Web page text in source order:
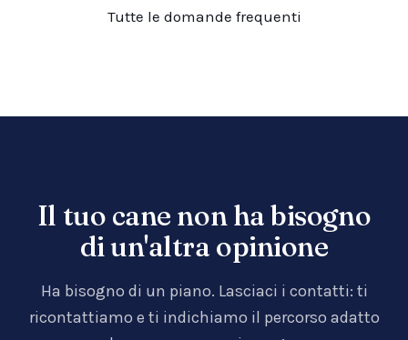
Tutte le domande frequenti
Il tuo cane non ha bisogno
di un'altra opinione
Ha bisogno di un piano. Lasciaci i contatti: ti
ricontattiamo e ti indichiamo il percorso adatto